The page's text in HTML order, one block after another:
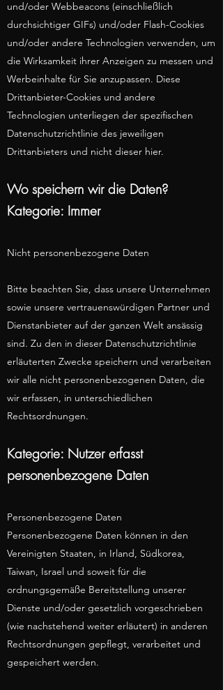
und/oder Webbeacons (einschließlich
durchsichtiger GIFs) und/oder Flash-Cookies
und/oder andere Technologien verwenden, um
die Wirksamkeit ihrer Anzeigen zu messen und
Werbeinhalte für Sie anzupassen. Diese
Drittanbieter-Cookies und andere
Technologien unterliegen der spezifischen
Datenschutzrichtlinie des jeweiligen
Drittanbieters und nicht dieser hier.
Wo speichern wir die Daten?
Kategorie: Immer
Nicht personenbezogene Daten
Bitte beachten Sie, dass unsere Unternehmen
sowie unsere vertrauenswürdigen Partner und
Dienstanbieter auf der ganzen Welt ansässig
sind. Zu den in dieser Datenschutzrichtlinie
erläuterten Zwecke speichern und verarbeiten
wir alle nicht personenbezogenen Daten, die
wir erfassen, in unterschiedlichen
Rechtsordnungen.
Kategorie: Nutzer erfasst
personenbezogene Daten
Personenbezogene Daten
Personenbezogene Daten können in den
Vereinigten Staaten, in Irland, Südkorea,
Taiwan, Israel und soweit für die
ordnungsgemäße Bereitstellung unserer
Dienste und/oder gesetzlich vorgeschrieben
(wie nachstehend weiter erläutert) in anderen
Rechtsordnungen gepflegt, verarbeitet und
gespeichert werden.